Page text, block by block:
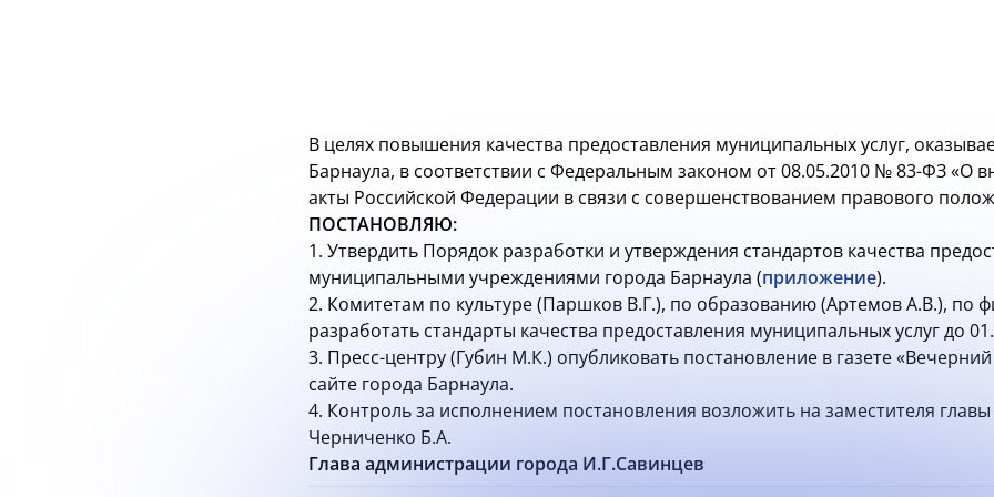
В целях повышения качества предоставления муниципальных услуг,
Барнаула, в соответствии с Федеральным законом от 08.05.2010 № 83-ФЗ «О
акты Российской Федерации в связи с совершенствованием правового
ПОСТАНОВЛЯЮ:
1. Утвердить Порядок разработки и утверждения стандартов качества
муниципальными учреждениями города Барнаула (приложение).
2. Комитетам по культуре (Паршков В.Г.), по образованию (Артемов А.В.), по
разработать стандарты качества предоставления муниципальных услуг до
3. Пресс-центру (Губин М.К.) опубликовать постановление в газете
сайте города Барнаула.
4. Контроль за исполнением постановления возложить на заместителя
Черниченко Б.А.
Глава администрации города И.Г.Савинцев